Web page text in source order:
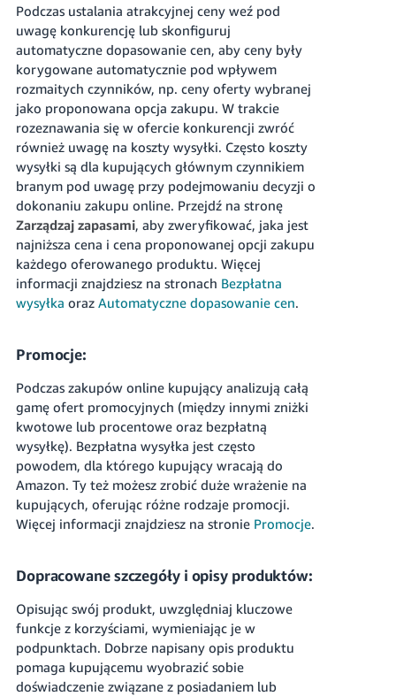
Podczas ustalania atrakcyjnej ceny weź pod
uwagę konkurencję lub skonfiguruj
automatyczne dopasowanie cen, aby ceny były
korygowane automatycznie pod wpływem
rozmaitych czynników, np. ceny oferty wybranej
jako proponowana opcja zakupu. W trakcie
rozeznawania się w ofercie konkurencji zwróć
również uwagę na koszty wysyłki. Często koszty
wysyłki są dla kupujących głównym czynnikiem
branym pod uwagę przy podejmowaniu decyzji o
dokonaniu zakupu online. Przejdź na stronę
Zarządzaj zapasami, aby zweryfikować, jaka jest
najniższa cena i cena proponowanej opcji zakupu
każdego oferowanego produktu. Więcej
informacji znajdziesz na stronach Bezpłatna
wysyłka oraz Automatyczne dopasowanie cen.
Promocje:
Podczas zakupów online kupujący analizują całą
gamę ofert promocyjnych (między innymi zniżki
kwotowe lub procentowe oraz bezpłatną
wysyłkę). Bezpłatna wysyłka jest często
powodem, dla którego kupujący wracają do
Amazon. Ty też możesz zrobić duże wrażenie na
kupujących, oferując różne rodzaje promocji.
Więcej informacji znajdziesz na stronie Promocje.
Dopracowane szczegóły i opisy produktów:
Opisując swój produkt, uwzględniaj kluczowe
funkcje z korzyściami, wymieniając je w
podpunktach. Dobrze napisany opis produktu
pomaga kupującemu wyobrazić sobie
doświadczenie związane z posiadaniem lub